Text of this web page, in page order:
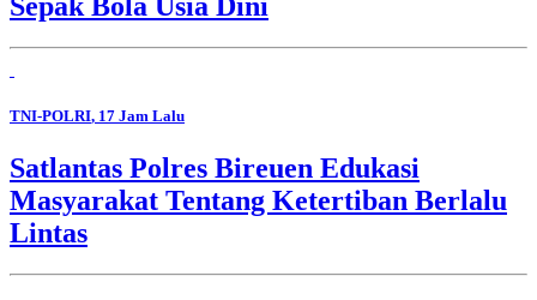
TNI-POLRI, 17 Jam Lalu
Satlantas Polres Bireuen Edukasi
Masyarakat Tentang Ketertiban Berlalu
Lintas